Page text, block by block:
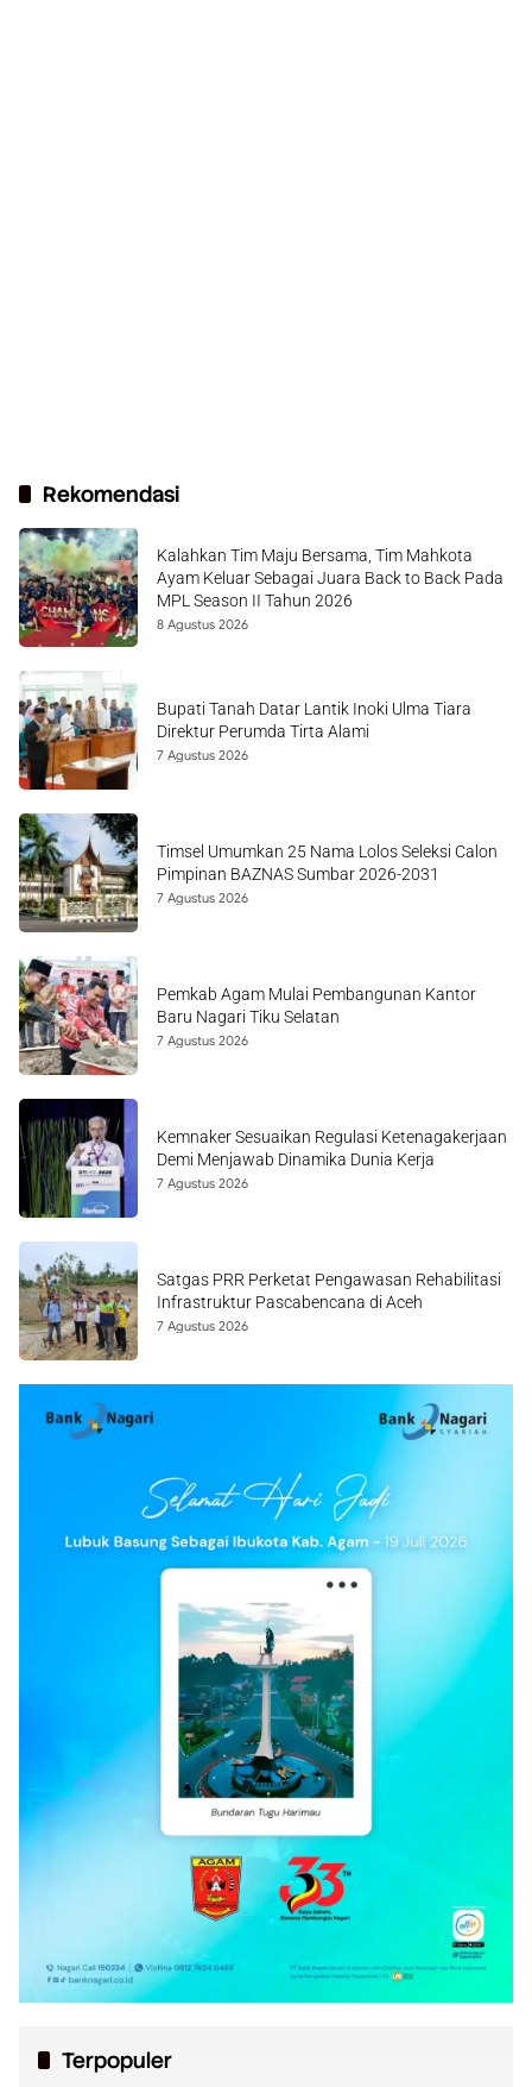
Rekomendasi
Kalahkan Tim Maju Bersama, Tim Mahkota
Ayam Keluar Sebagai Juara Back to Back Pada
MPL Season II Tahun 2026
8 Agustus 2026
Bupati Tanah Datar Lantik Inoki Ulma Tiara
Direktur Perumda Tirta Alami
7 Agustus 2026
Timsel Umumkan 25 Nama Lolos Seleksi Calon
Pimpinan BAZNAS Sumbar 2026-2031
7 Agustus 2026
Pemkab Agam Mulai Pembangunan Kantor
Baru Nagari Tiku Selatan
7 Agustus 2026
Kemnaker Sesuaikan Regulasi Ketenagakerjaan
Demi Menjawab Dinamika Dunia Kerja
7 Agustus 2026
Satgas PRR Perketat Pengawasan Rehabilitasi
Infrastruktur Pascabencana di Aceh
7 Agustus 2026
Terpopuler